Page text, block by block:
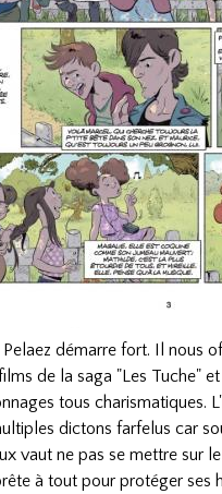
démarre fort. Il nous
de la saga "Les Tuche"
tous charismatiques.
dictons farfelus car
vaut ne pas se mettre sur
à tout pour protéger ses